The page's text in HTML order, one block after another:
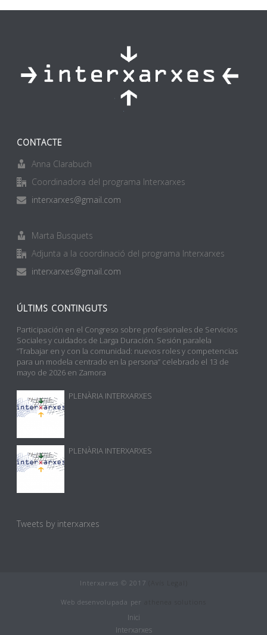
CONTACTE
Anna Clarabuch
Coordinadora del programa Interxarxes
interxarxes@gmail.com
Marta Busquets
Adjunta a la coordinació del programa Interxarxes
interxarxes@gmail.com
ÚLTIMS CONTINGUTS
Participación en el Congreso sobre profesionales de Servicios
Sociales y cuidados de Larga Duración. Sesión paralela
“Trabajar en y con la comunidad: nuevos roles y competencias
para un modela centrado en la persona” celebrado el 13 de
mayo de 2026 en Zamora
PLENÀRIA INTERXARXES
PLENÀRIA INTERXARXES
Tweets by interxarxes
Interxarxes © 2017
Web desenvolupada per
Inici
Interxarxes